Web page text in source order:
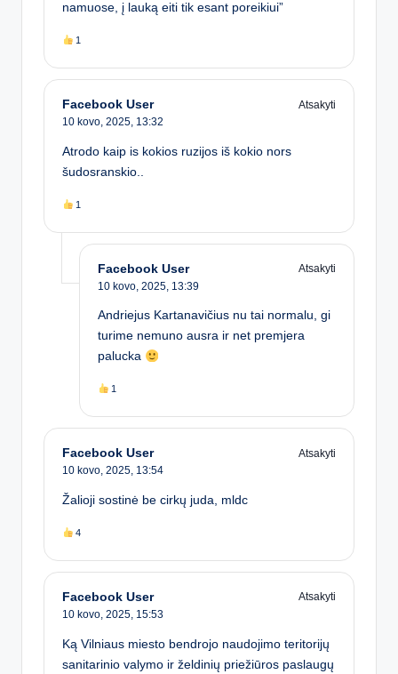
namuose, į lauką eiti tik esant poreikiui”
1
Facebook User
Atsakyti
10 kovo, 2025, 13:32
Atrodo kaip is kokios ruzijos iš kokio nors
šudosranskio..
1
Facebook User
Atsakyti
10 kovo, 2025, 13:39
Andriejus Kartanavičius nu tai normalu, gi
turime nemuno ausra ir net premjera
palucka
1
Facebook User
Atsakyti
10 kovo, 2025, 13:54
Žalioji sostinė be cirkų juda, mldc
4
Facebook User
Atsakyti
10 kovo, 2025, 15:53
Ką Vilniaus miesto bendrojo naudojimo teritorijų
sanitarinio valymo ir želdinių priežiūros paslaugų